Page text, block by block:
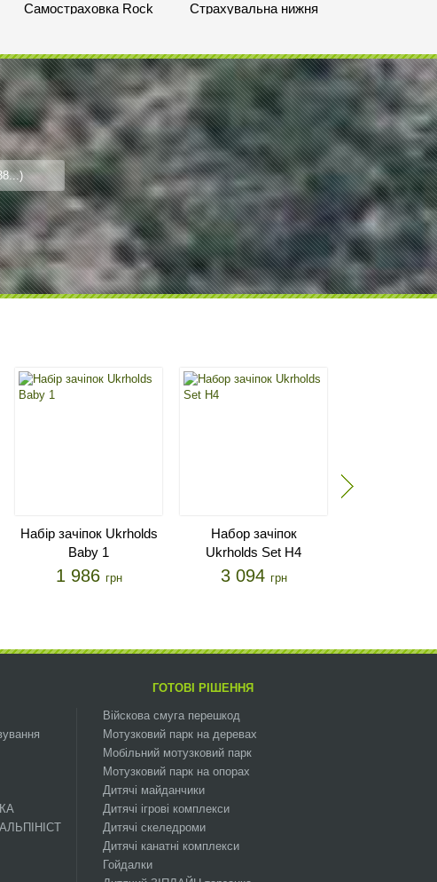
Самостраховка Rock
1 300грн
Страхувальна нижня
2 340грн
1 300
Набір зачіпок Ukrholds
Baby 1
1 986 грн
Набор зачіпок
Ukrholds Set H4
3 094 грн
ГОТОВІ РІШЕННЯ
Війскова смуга перешкод
Мотузковий парк на деревах
Мобільний мотузковий парк
Мотузковий парк на опорах
Дитячі майданчики
Дитячі ігрові комплекси
Дитячі скеледроми
Дитячі канатні комплекси
Гойдалки